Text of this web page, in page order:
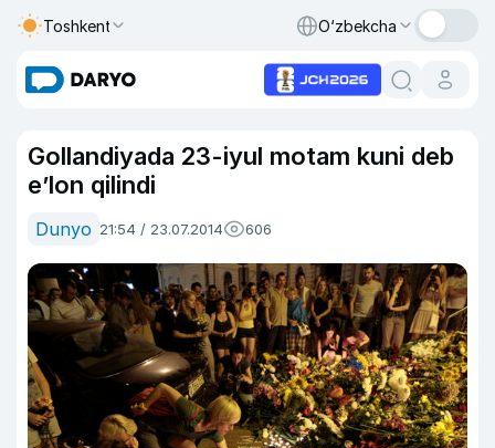
Toshkent O‘zbekcha
Gollandiyada 23-iyul motam kuni deb
e’lon qilindi
Dunyo 21:54 / 23.07.2014 606